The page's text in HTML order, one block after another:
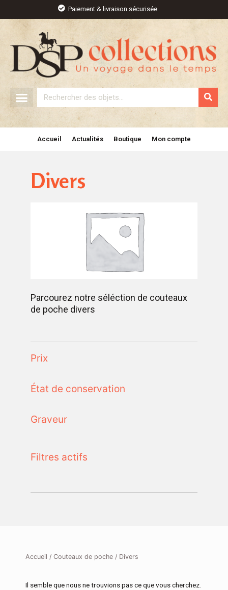
contenu
Paiement & livraison sécurisée
Rechercher
Accueil Actualités Boutique Mon compte
Divers
Parcourez notre séléction de couteaux
de poche divers
Prix
État de conservation
Graveur
Filtres actifs
Accueil / Couteaux de poche / Divers
Il semble que nous ne trouvions pas ce que vous cherchez.